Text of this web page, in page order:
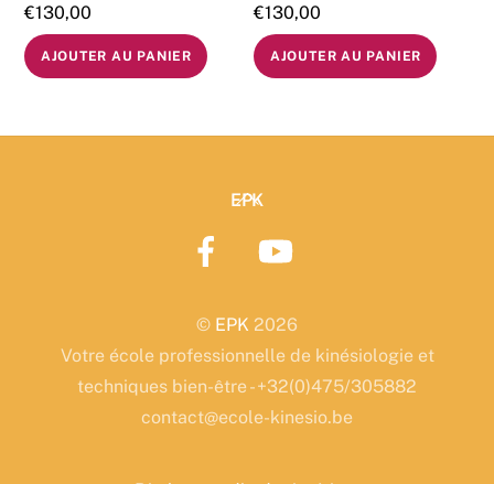
€130,00
AJOUTER AU PANIER
€130,00
AJOUTER AU PANIER
Back
Top
EPK
© EPK 2026
Votre école professionnelle de kinésiologie et
techniques bien-être - +32(0)475/305882
contact@ecole-kinesio.be